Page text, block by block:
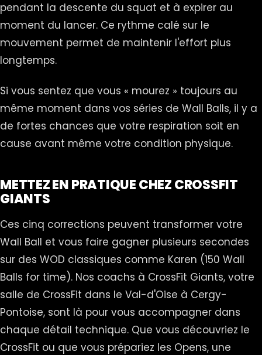
pendant la descente du squat et à expirer au
moment du lancer. Ce rythme calé sur le
mouvement permet de maintenir l'effort plus
longtemps.
Si vous sentez que vous « mourez » toujours au
même moment dans vos séries de Wall Balls, il y a
de fortes chances que votre respiration soit en
cause avant même votre condition physique.
METTEZ EN PRATIQUE CHEZ CROSSFIT
GIANTS
Ces cinq corrections peuvent transformer votre
Wall Ball et vous faire gagner plusieurs secondes
sur des WOD classiques comme Karen (150 Wall
Balls for time). Nos coachs à CrossFit Giants, votre
salle de CrossFit dans le Val-d'Oise à Cergy-
Pontoise, sont là pour vous accompagner dans
chaque détail technique. Que vous découvriez le
CrossFit ou que vous prépariez les Opens, une